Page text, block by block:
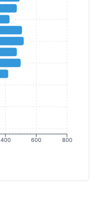
400 600 800